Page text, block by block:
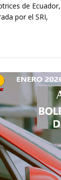
de
por el SRI,